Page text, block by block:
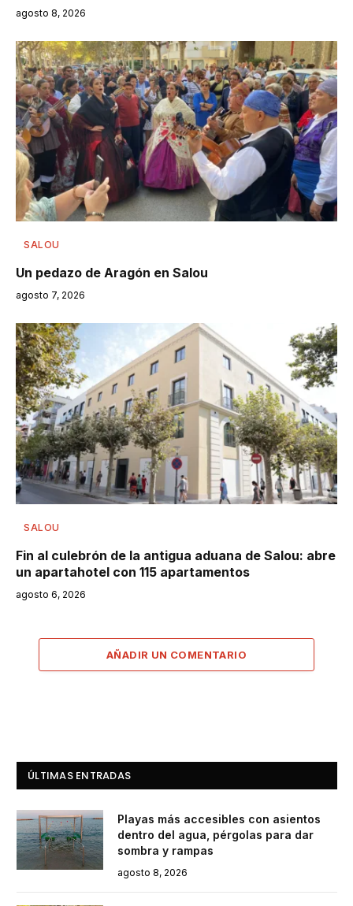
agosto 8, 2026
SALOU
Un pedazo de Aragón en Salou
agosto 7, 2026
SALOU
Fin al culebrón de la antigua aduana de Salou: abre
un apartahotel con 115 apartamentos
agosto 6, 2026
AÑADIR UN COMENTARIO
ÚLTIMAS ENTRADAS
Playas más accesibles con asientos
dentro del agua, pérgolas para dar
sombra y rampas
agosto 8, 2026